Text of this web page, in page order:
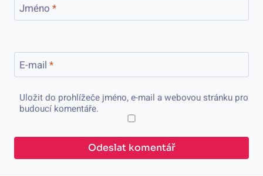
Jméno *
E-mail *
Uložit do prohlížeče jméno, e-mail a webovou stránku pro
budoucí komentáře.